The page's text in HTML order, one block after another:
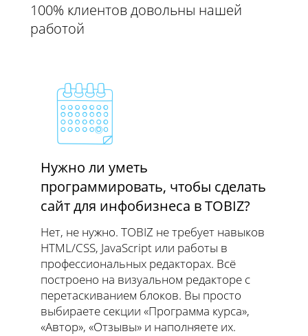
100% клиентов довольны нашей
работой
Нужно ли уметь
программировать, чтобы сделать
сайт для инфобизнеса в TOBIZ?
Нет, не нужно. TOBIZ не требует навыков
HTML/CSS, JavaScript или работы в
профессиональных редакторах. Всё
построено на визуальном редакторе с
перетаскиванием блоков. Вы просто
выбираете секции «Программа курса»,
«Автор», «Отзывы» и наполняете их.